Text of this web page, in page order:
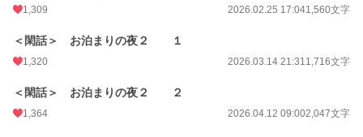
1,309 2026.02.25 17:041,560文字
＜閑話＞ お泊まりの夜２ １
1,320 2026.03.14 21:311,716文字
＜閑話＞ お泊まりの夜２ ２
1,364 2026.04.12 09:002,047文字